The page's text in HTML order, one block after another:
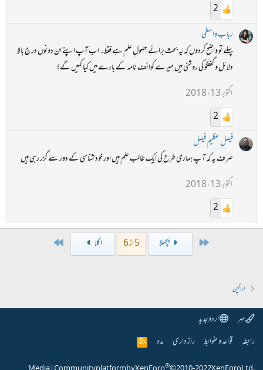
2
رباب واسطی
پہلے تو واضح کردوں کہ یہ بحث برائے حصولِ علم ہے فقط۔ اب آپ اپنے ان دونوں درجِ بالا
دلائل و گفتگو کی روشنی میں میرے کوائف نامہ کے بارے میں کیا کہیں گے؟
اکتوبر 13، 2018
2
فیصل عظیم فیصل
صرف یہ کہ آپ ہماری طرح کی ایک طالب علم ہیں اور خود شناسی کے دور سے گزر رہی ہیں
اکتوبر 13، 2018
2
پچھلا 5 از 6 اگلا
اراکین
مہر
اردو جدید
رابطہ قواعد و ضوابط راز داری مدد
R
S
®